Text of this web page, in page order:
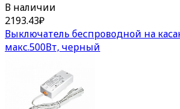
В наличии
2193.43₽
Выключатель беспроводной на
макс.500Вт, черный